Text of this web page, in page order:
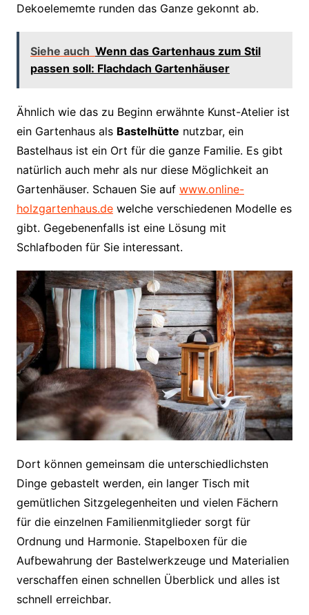
Dekoelememte runden das Ganze gekonnt ab.
Siehe auch Wenn das Gartenhaus zum Stil
passen soll: Flachdach Gartenhäuser
Ähnlich wie das zu Beginn erwähnte Kunst-Atelier ist
ein Gartenhaus als Bastelhütte nutzbar, ein
Bastelhaus ist ein Ort für die ganze Familie. Es gibt
natürlich auch mehr als nur diese Möglichkeit an
Gartenhäuser. Schauen Sie auf www.online-
holzgartenhaus.dewelche verschiedenen Modelle es
gibt. Gegebenenfalls ist eine Lösung mit
Schlafboden für Sie interessant.
Dort können gemeinsam die unterschiedlichsten
Dinge gebastelt werden, ein langer Tisch mit
gemütlichen Sitzgelegenheiten und vielen Fächern
für die einzelnen Familienmitglieder sorgt für
Ordnung und Harmonie. Stapelboxen für die
Aufbewahrung der Bastelwerkzeuge und Materialien
verschaffen einen schnellen Überblick und alles ist
schnell erreichbar.